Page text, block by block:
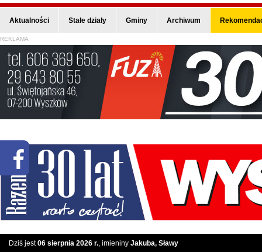
Aktualności Stałe działy Gminy Archiwum
REKLAMA
Dziś jest06 sierpnia 2026 r., imieniny Jakuba, Sławy